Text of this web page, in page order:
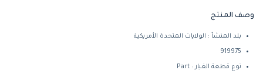
وصف المنتج
بلد المنشأ : الولايات المتحدة الأمريكية
919975
نوع قطعة الغيار : Part